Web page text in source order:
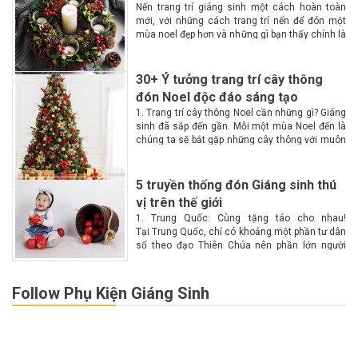
Nến trang trí giáng sinh một cách hoàn toàn
mới, với những cách trang trí nến để đón một
mùa noel đẹp hơn và những gì bạn thấy chính là
30+ Ý tưởng trang trí cây thông
đón Noel độc đáo sáng tạo
1. Trang trí cây thông Noel cần những gì? Giáng
sinh đã sắp đến gần. Mỗi một mùa Noel đến là
chúng ta sẽ bắt gặp những cây thông với muôn
5 truyền thống đón Giáng sinh thú
vị trên thế giới
1. Trung Quốc: Cùng tặng táo cho nhau!
Tại Trung Quốc, chỉ có khoảng một phần tư dân
số theo đạo Thiên Chúa nên phần lớn người
Follow Phụ Kiện Giáng Sinh